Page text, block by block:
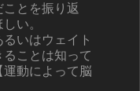
とを振り返
い。
いはウェイト
ることは知って
動によって脳